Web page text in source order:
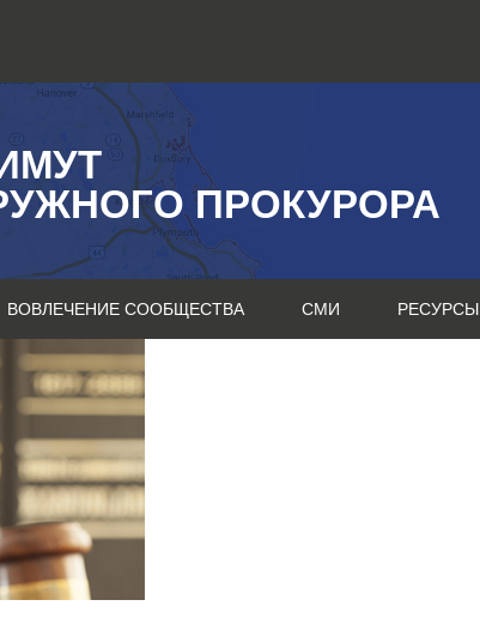
ПРОКУРОРА
ВОВЛЕЧЕНИЕ СООБЩЕСТВА СМИ РЕСУРСЫ